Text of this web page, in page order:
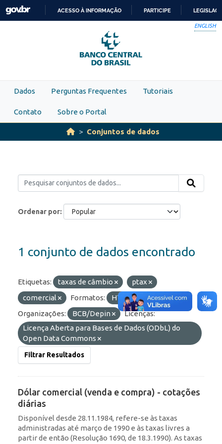
Skip to main content
PARA
O
CONTEÚDO
ACESSO À INFORMAÇÃO PARTICIPE
ENGLISH
Dados Perguntas Frequentes Tutoriais
Contato Sobre o Portal
Conjuntos de dados
Ordenar por
1 conjunto de dados encontrado
Etiquetas: taxas de câmbio
ptax
comercial
Formatos: HTML
OData
Organizações:
BCB/Depin
Licenças:
Licença Aberta para Bases de Dados (ODbL) do
Open Data Commons
Filtrar Resultados
Dólar comercial (venda e compra) - cotações
diárias
Disponível desde 28.11.1984, refere-se às taxas
administradas até março de 1990 e às taxas livres a
partir de então (Resolução 1690, de 18.3.1990). As taxas